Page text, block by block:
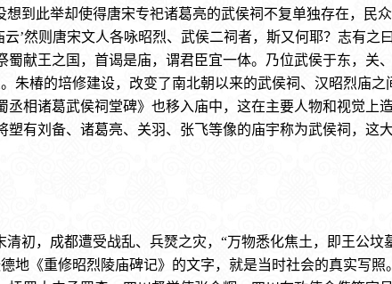
到此举却使得唐宋专祀诸葛亮的武侯祠不复单独存在，民众
’然则唐宋文人各咏昭烈、武侯二祠者，斯又何耶？志有之
献王之国，首谒是庙，谓君臣宜一体。乃位武侯于东，关
朱椿的培修建设，改变了南北朝以来的武侯祠、汉昭烈庙之
相诸葛武侯祠堂碑》也移入庙中，这在主要人物和视觉上
有刘备、诸葛亮、关羽、张飞等像的庙宇称为武侯祠，这
初，成都遭受战乱、兵燹之灾，“万物悉化焦土，即王公坟
地《重修昭烈陵庙碑记》的文字，就是当时社会的真实写照